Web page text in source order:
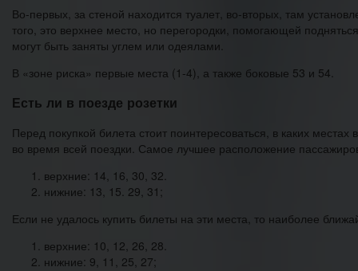
Во-первых, за стеной находится туалет, во-вторых, там
того, это верхнее место, но перегородки, помогающей
могут быть заняты углем или одеялами.
В «зоне риска» первые места (1-4), а также боковые 53 и 54.
Есть ли в поезде розетки
Перед покупкой билета стоит поинтересоваться, в каких
во время всей поездки. Самое лучшее расположение
верхние: 14, 16, 30, 32.
нижние: 13, 15. 29, 31;
Если не удалось купить билеты на эти места, то наиболее
верхние: 10, 12, 26, 28.
нижние: 9, 11, 25, 27;